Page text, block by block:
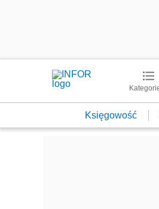
Księgowość